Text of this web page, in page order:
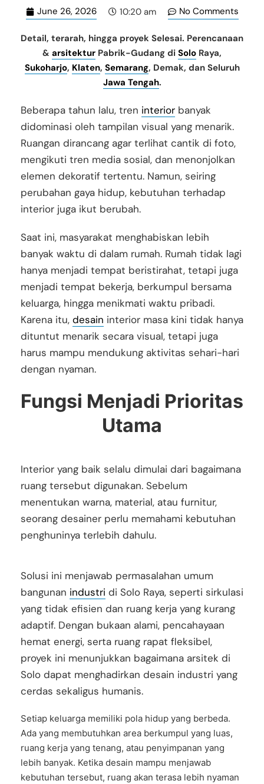
June 26, 2026 10:20 am No Comments
Detail, terarah, hingga proyek Selesai. Perencanaan
& arsitektur Pabrik-Gudang di Solo Raya,
Sukoharjo, Klaten, Semarang, Demak, dan Seluruh
Jawa Tengah.
Beberapa tahun lalu, tren interior banyak
didominasi oleh tampilan visual yang menarik.
Ruangan dirancang agar terlihat cantik di foto,
mengikuti tren media sosial, dan menonjolkan
elemen dekoratif tertentu. Namun, seiring
perubahan gaya hidup, kebutuhan terhadap
interior juga ikut berubah.
Saat ini, masyarakat menghabiskan lebih
banyak waktu di dalam rumah. Rumah tidak lagi
hanya menjadi tempat beristirahat, tetapi juga
menjadi tempat bekerja, berkumpul bersama
keluarga, hingga menikmati waktu pribadi.
Karena itu, desain interior masa kini tidak hanya
dituntut menarik secara visual, tetapi juga
harus mampu mendukung aktivitas sehari-hari
dengan nyaman.
Fungsi Menjadi Prioritas
Utama
Interior yang baik selalu dimulai dari bagaimana
ruang tersebut digunakan. Sebelum
menentukan warna, material, atau furnitur,
seorang desainer perlu memahami kebutuhan
penghuninya terlebih dahulu.
Solusi ini menjawab permasalahan umum
bangunan industri di Solo Raya, seperti sirkulasi
yang tidak efisien dan ruang kerja yang kurang
adaptif. Dengan bukaan alami, pencahayaan
hemat energi, serta ruang rapat fleksibel,
proyek ini menunjukkan bagaimana arsitek di
Solo dapat menghadirkan desain industri yang
cerdas sekaligus humanis.
Setiap keluarga memiliki pola hidup yang berbeda.
Ada yang membutuhkan area berkumpul yang luas,
ruang kerja yang tenang, atau penyimpanan yang
lebih banyak. Ketika desain mampu menjawab
kebutuhan tersebut, ruang akan terasa lebih nyaman